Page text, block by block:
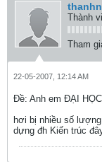
Thành
Tham
22-05-2007, 12:14 AM
Ðề: Anh em ĐẠI
hơi bị nhiều số
dựng đh Kiến trúc